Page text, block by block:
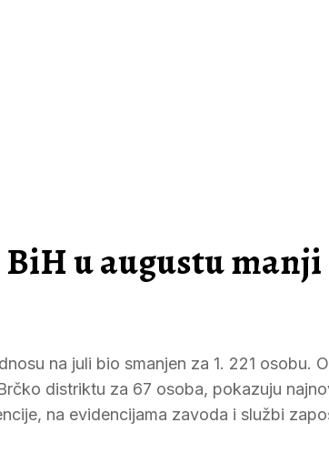
u augustu manji
na juli bio smanjen za 1. 221 osobu.
distriktu za 67 osoba, pokazuju
na evidencijama zavoda i službi